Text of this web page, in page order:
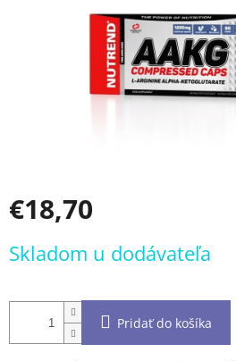
€18,70
cena:
Skladom u dodávateľa
Pridať do košíka